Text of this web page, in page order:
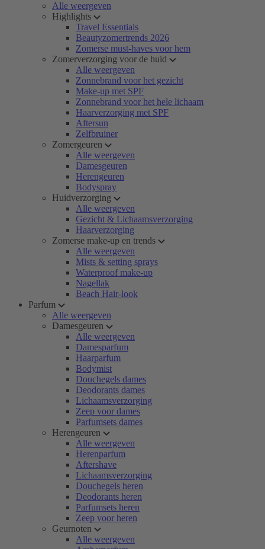
Alle weergeven
Highlights
Travel Essentials
Beautyzomertrends 2026
Zomerse must-haves voor hem
Zomerverzorging voor de huid
Alle weergeven
Zonnebrand voor het gezicht
Make-up met SPF
Zonnebrand voor het hele lichaam
Haarverzorging met SPF
Aftersun
Zelfbruiner
Zomergeuren
Alle weergeven
Damesgeuren
Herengeuren
Bodyspray
Huidverzorging
Alle weergeven
Gezicht & Lichaamsverzorging
Haarverzorging
Zomerse make-up en trends
Alle weergeven
Mists & setting sprays
Waterproof make-up
Nagellak
Beach Hair-look
Parfum
Alle weergeven
Damesgeuren
Alle weergeven
Damesparfum
Haarparfum
Bodymist
Douchegels dames
Deodorants dames
Lichaamsverzorging
Zeep voor dames
Parfumsets dames
Herengeuren
Alle weergeven
Herenparfum
Aftershave
Lichaamsverzorging
Douchegels heren
Deodorants heren
Parfumsets heren
Zeep voor heren
Geurnoten
Alle weergeven